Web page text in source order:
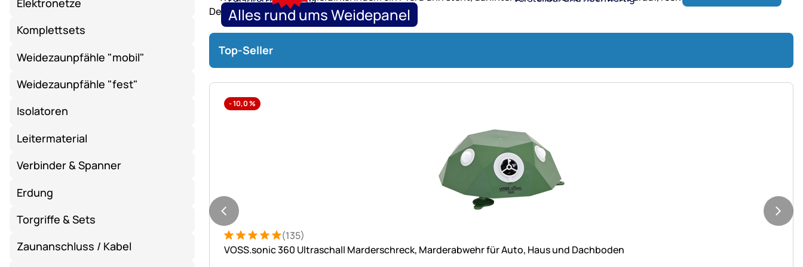
Elektronetze
Komplettsets
Weidezaunpfähle "mobil"
Weidezaunpfähle "fest"
Isolatoren
Leitermaterial
Verbinder & Spanner
Erdung
Torgriffe & Sets
Zaunanschluss / Kabel
Heuraufen
und
Hühnerhaltung
bis
31.08.2026,
Uhr
Alles rund ums Weidepanel
Uhr
Top-Seller
-10,0%
Bewertung: 5 von 5 (135 Bewertungen)
135 Bewertungen
(135)
VOSS.sonic 360 Ultraschall Marderschreck, Marderabwehr für Auto, Haus und Dachboden